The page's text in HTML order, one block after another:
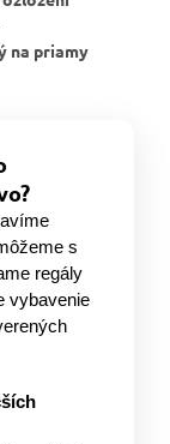
na priamy
s
regály
vybavenie